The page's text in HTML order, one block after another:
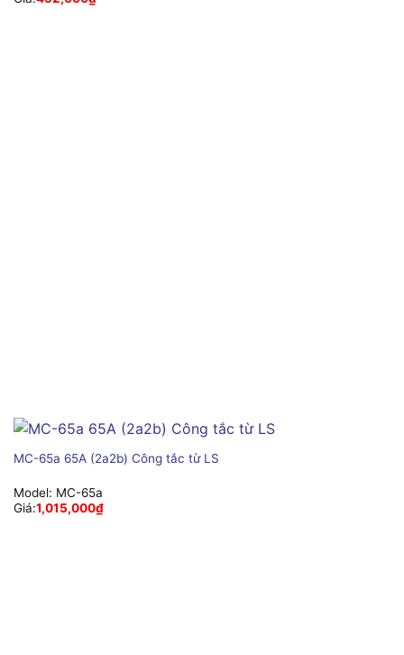
MC-65a 65A (2a2b) Công tắc từ LS
Model: MC-65a
Giá:1,015,000₫